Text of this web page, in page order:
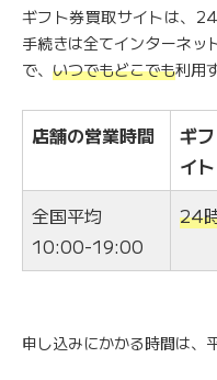
ギフト券買取サイトは、
手続きは全てインターネッ
で、 いつでもどこでも利用
店舗の営業時間
ギ
イト
全国平均
10:00-19:00
24
申し込みにかかる時間は、